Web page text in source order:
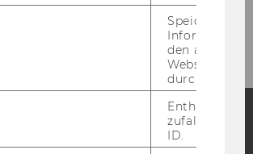
FacebookInstagramBlog
Speicherung
den aktuellen
durch
Enthält eine
ID.